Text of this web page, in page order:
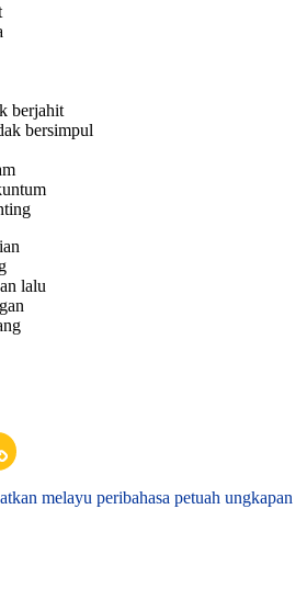
berjahit
bersimpul
lalu
melayu peribahasa petuah ungkapan